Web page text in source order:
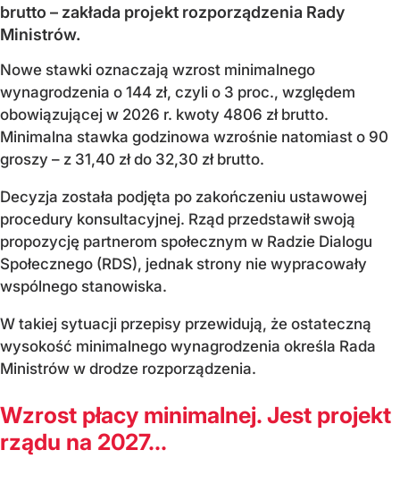
brutto – zakłada projekt rozporządzenia Rady
Ministrów.
Nowe stawki oznaczają wzrost minimalnego
wynagrodzenia o 144 zł, czyli o 3 proc., względem
obowiązującej w 2026 r. kwoty 4806 zł brutto.
Minimalna stawka godzinowa wzrośnie natomiast o 90
groszy – z 31,40 zł do 32,30 zł brutto.
Decyzja została podjęta po zakończeniu ustawowej
procedury konsultacyjnej. Rząd przedstawił swoją
propozycję partnerom społecznym w Radzie Dialogu
Społecznego (RDS), jednak strony nie wypracowały
wspólnego stanowiska.
W takiej sytuacji przepisy przewidują, że ostateczną
wysokość minimalnego wynagrodzenia określa Rada
Ministrów w drodze rozporządzenia.
Wzrost płacy minimalnej. Jest projekt
rządu na 2027...